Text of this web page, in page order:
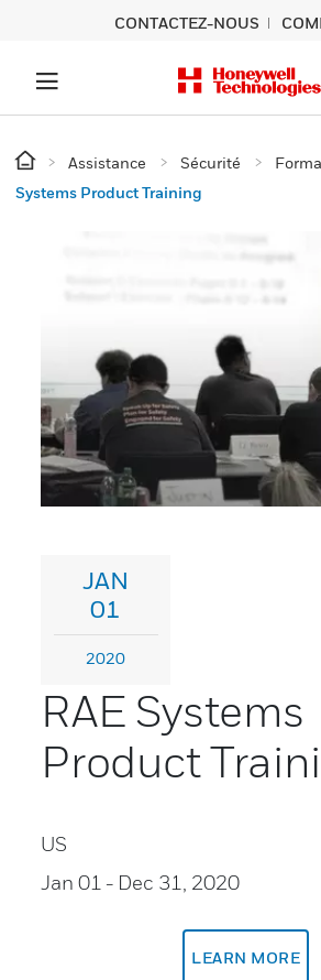
CONTACTEZ-NOUS
Assistance Sécurité
Systems Product Training
JAN
01
2020
RAE Systems
Product
US
Jan 01 - Dec 31, 2020
LEARN MORE